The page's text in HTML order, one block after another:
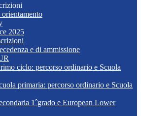
2025
e di ammissione
ciclo: percorso ordinario e Scuola
primaria: percorso ordinario e Scuola
1ˆgrado e European Lower